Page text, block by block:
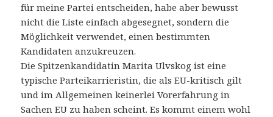
für meine Partei entscheiden, habe aber bewusst
nicht die Liste einfach abgesegnet, sondern die
Möglichkeit verwendet, einen bestimmten
Kandidaten anzukreuzen.
Die Spitzenkandidatin Marita Ulvskog ist eine
typische Parteikarrieristin, die als EU-kritisch gilt
und im Allgemeinen keinerlei Vorerfahrung in
Sachen EU zu haben scheint. Es kommt einem wohl